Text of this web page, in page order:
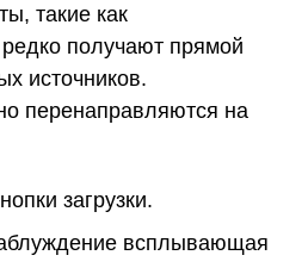
такие как
получают прямой
источников.
перенаправляются на
загрузки.
всплывающая